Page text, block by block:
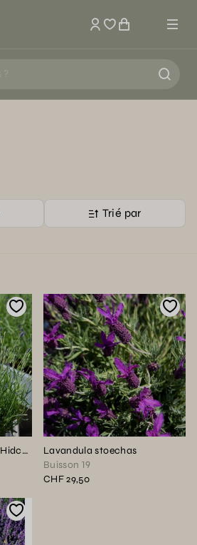
Mon compte
Trié par
Lavandula angustifolia 'Hidcote'
Lavandula stoechas
Buisson 19
CHF 29,50